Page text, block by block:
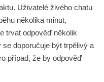
Uživatelé živého chatu
několika minut,
trvat odpověď několik
doporučuje být trpělivý a
případ, že by odpověď